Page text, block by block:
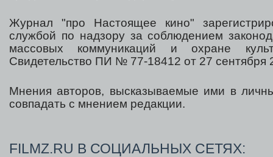
Журнал "про Настоящее кино"
службой по надзору за соблюдением
массовых коммуникаций и охране
Свидетельство ПИ № 77-18412 от 27 сентября
Мнения авторов, высказываемые ими в
совпадать с мнением редакции.
FILMZ.RU В СОЦИАЛЬНЫХ СЕТЯХ: